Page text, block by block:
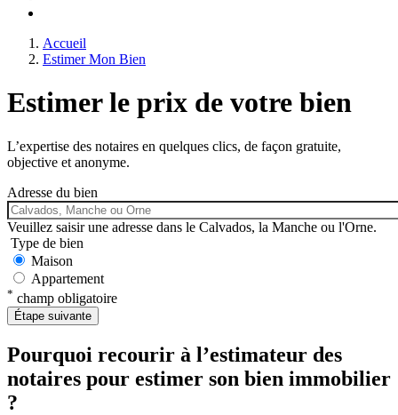
Accueil
Estimer Mon Bien
Estimer le prix de votre bien
L’expertise des notaires en quelques clics, de façon gratuite,
objective et anonyme.
Adresse du bien
Veuillez saisir une adresse dans le Calvados, la Manche ou l'Orne.
Type de bien
Maison
Appartement
* champ obligatoire
Pourquoi recourir à l’estimateur des
notaires pour estimer son bien immobilier
?